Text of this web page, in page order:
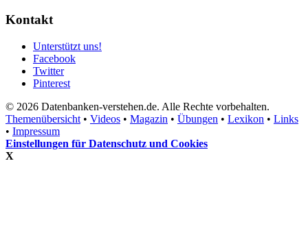
Kontakt
Unterstützt uns!
Facebook
Twitter
Pinterest
© 2026 Datenbanken-verstehen.de. Alle Rechte vorbehalten.
Themenübersicht • Videos • Magazin • Übungen • Lexikon • Links
• Impressum
Einstellungen für Datenschutz und Cookies
X